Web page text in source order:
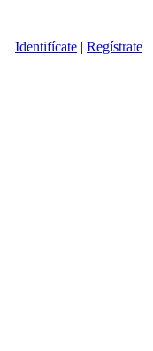
Identifícate | Regístrate